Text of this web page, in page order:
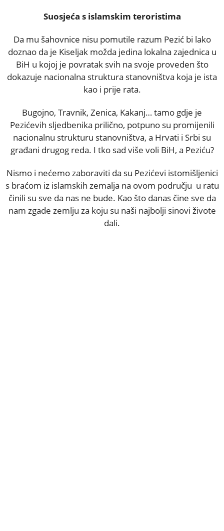
Suosjeća s islamskim teroristima
Da mu šahovnice nisu pomutile razum Pezić bi lako
doznao da je Kiseljak možda jedina lokalna zajednica u
BiH u kojoj je povratak svih na svoje proveden što
dokazuje nacionalna struktura stanovništva koja je ista
kao i prije rata.
Bugojno, Travnik, Zenica, Kakanj… tamo gdje je
Pezićevih sljedbenika prilično, potpuno su promijenili
nacionalnu strukturu stanovništva, a Hrvati i Srbi su
građani drugog reda. I tko sad više voli BiH, a Peziću?
Nismo i nećemo zaboraviti da su Pezićevi istomišljenici
s braćom iz islamskih zemalja na ovom području u ratu
činili su sve da nas ne bude. Kao što danas čine sve da
nam zgade zemlju za koju su naši najbolji sinovi živote
dali.